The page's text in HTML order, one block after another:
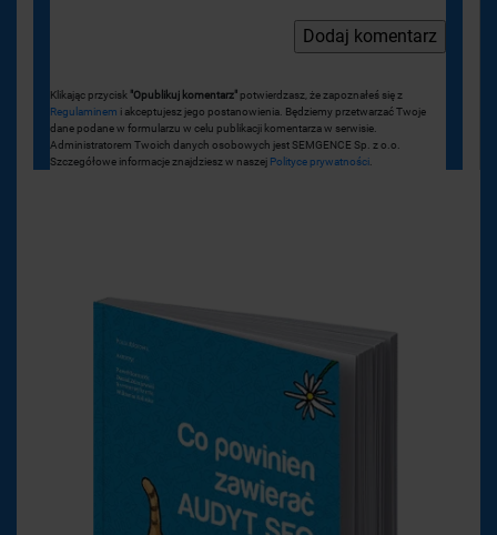
Klikając przycisk "Opublikuj komentarz" potwierdzasz, że zapoznałeś się z
Regulaminem i akceptujesz jego postanowienia. Będziemy przetwarzać Twoje
dane podane w formularzu w celu publikacji komentarza w serwisie.
Administratorem Twoich danych osobowych jest SEMGENCE Sp. z o.o.
Szczegółowe informacje znajdziesz w naszej Polityce prywatności